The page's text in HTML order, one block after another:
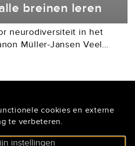
cookies en externe
te verbeteren.
instellingen
breinen leren
neurodiversiteit in het
Müller-Jansen Veel